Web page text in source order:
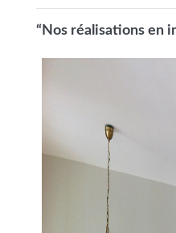
“Nos réalisations en